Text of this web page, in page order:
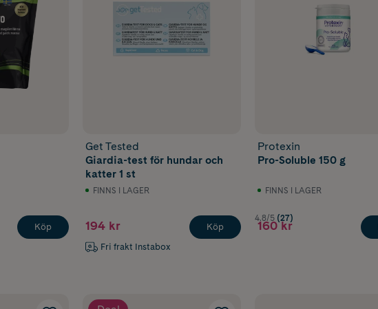
Köp
Get Tested
Giardia-test för hundar och
katter 1 st
FINNS I LAGER
194 kr
Fri frakt Instabox
Köp
Protexin
Pro-Soluble 150 g
FINNS I LAGER
4.8/5 (27)
160 kr